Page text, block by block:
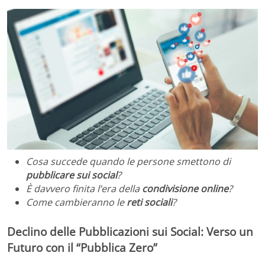
Cosa succede quando le persone smettono di
pubblicare sui social?
È davvero finita l’era della condivisione online?
Come cambieranno lereti sociali?
Declino delle Pubblicazioni sui Social: Verso un
Futuro con il “Pubblica Zero”